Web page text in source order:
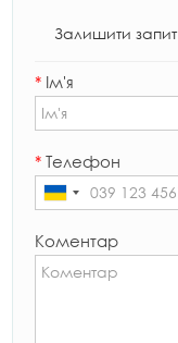
Залишити
* Ім'я
* Телефон
Коментар